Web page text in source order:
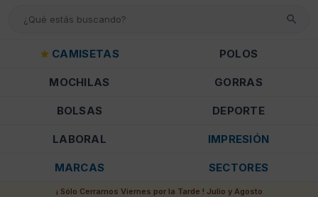
CAMISETAS POLOS
MOCHILAS GORRAS
BOLSAS DEPORTE
LABORAL IMPRESIÓN
MARCAS SECTORES
¡ Sólo Cerramos Viernes por la Tarde ! Julio y Agosto